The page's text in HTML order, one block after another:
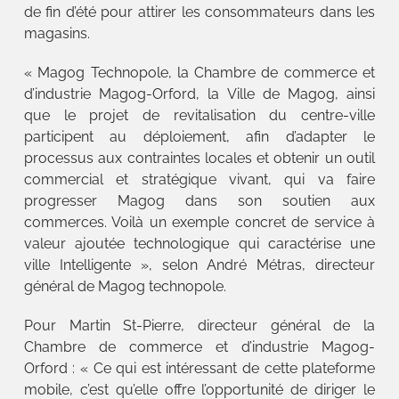
de fin d’été pour attirer les consommateurs dans les
magasins.
« Magog Technopole, la Chambre de commerce et
d’industrie Magog-Orford, la Ville de Magog, ainsi
que le projet de revitalisation du centre-ville
participent au déploiement, afin d’adapter le
processus aux contraintes locales et obtenir un outil
commercial et stratégique vivant, qui va faire
progresser Magog dans son soutien aux
commerces. Voilà un exemple concret de service à
valeur ajoutée technologique qui caractérise une
ville Intelligente », selon André Métras, directeur
général de Magog technopole.
Pour Martin St-Pierre, directeur général de la
Chambre de commerce et d’industrie Magog-
Orford : « Ce qui est intéressant de cette plateforme
mobile, c’est qu’elle offre l’opportunité de diriger le